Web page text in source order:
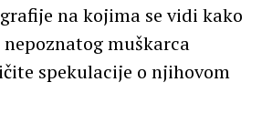
na kojima se vidi kako
muškarca
spekulacije o njihovom